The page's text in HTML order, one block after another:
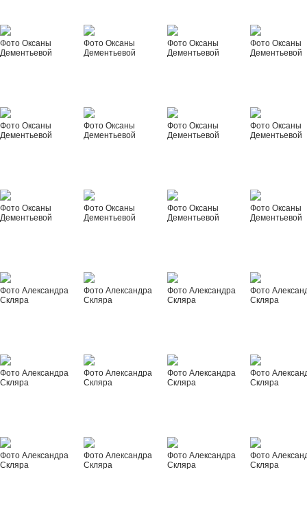
Фото Оксаны
Дементьевой
Фото Оксаны
Дементьевой
Фото Оксаны
Дементьевой
Фото Оксаны
Дементьевой
Фото Оксаны
Дементьевой
Фото Оксаны
Дементьевой
Фото Оксаны
Дементьевой
Фото Оксаны
Дементьевой
Фото Оксаны
Дементьевой
Фото Оксаны
Дементьевой
Фото Оксаны
Дементьевой
Фото Оксаны
Дементьевой
Фото Александра
Скляра
Фото Александра
Скляра
Фото Александра
Скляра
Фото
Скляра
Фото Александра
Скляра
Фото Александра
Скляра
Фото Александра
Скляра
Фото
Скляра
Фото Александра
Скляра
Фото Александра
Скляра
Фото Александра
Скляра
Фото
Скляра